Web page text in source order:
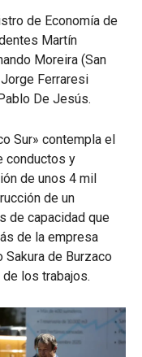
de Economía de
Martín
Moreira (San
Ferraresi
De Jesús.
Sur» contempla el
conductos y
de unos 4 mil
de un
de capacidad que
de la empresa
de Burzaco
los trabajos.